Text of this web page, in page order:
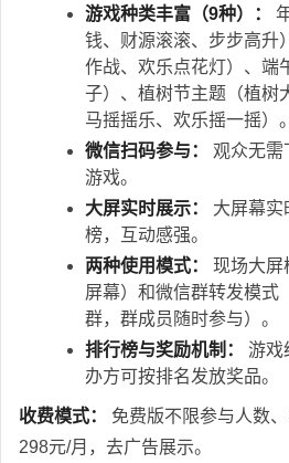
游戏种类丰富（9种）：
钱、财源滚滚、步步高升
作战、欢乐点花灯）、端
子）、植树节主题（植树
马摇摇乐、欢乐摇一摇）。
微信扫码参与：
观众无需
游戏。
大屏实时展示：
大屏幕实
榜，互动感强。
两种使用模式：
现场大屏
屏幕）和微信群转发模式
群，群成员随时参与）。
排行榜与奖励机制：
游戏
办方可按排名发放奖品。
收费模式：
免费版不限参与人数
298元/月，去广告展示。